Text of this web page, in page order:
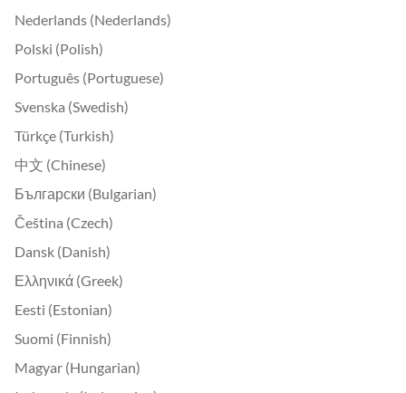
Nederlands (Nederlands)
Polski (Polish)
Português (Portuguese)
Svenska (Swedish)
Türkçe (Turkish)
中文 (Chinese)
Български (Bulgarian)
Čeština (Czech)
Dansk (Danish)
Ελληνικά (Greek)
Eesti (Estonian)
Suomi (Finnish)
Magyar (Hungarian)